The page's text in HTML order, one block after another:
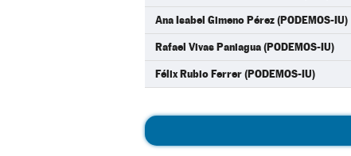
Ana Isabel Gimeno Pérez (PODEMOS-IU)
Rafael Vivas Paniagua (PODEMOS-IU)
Félix Rubio Ferrer (PODEMOS-IU)